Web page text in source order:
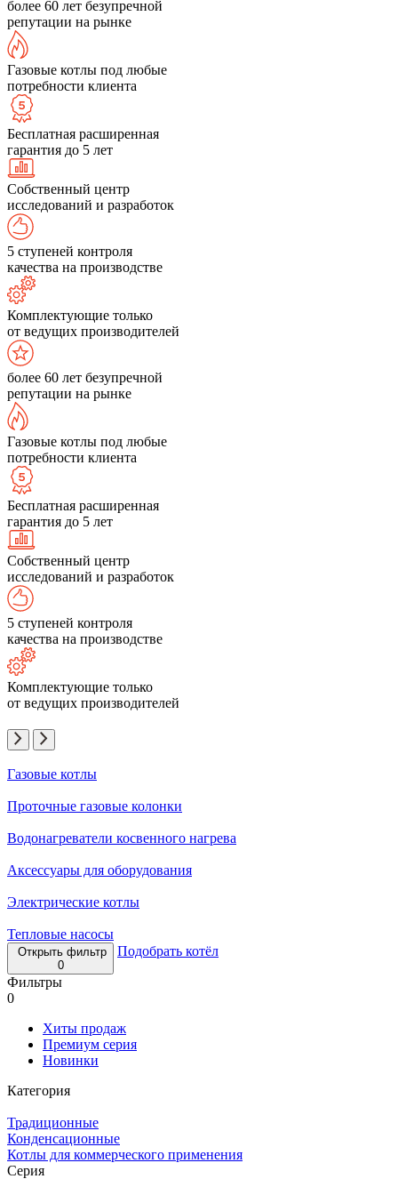
более 60 лет безупречной
репутации на рынке
Газовые котлы под любые
потребности клиента
Бесплатная расширенная
гарантия до 5 лет
Собственный центр
исследований и разработок
5 ступеней контроля
качества на производстве
Комплектующие только
от ведущих производителей
более 60 лет безупречной
репутации на рынке
Газовые котлы под любые
потребности клиента
Бесплатная расширенная
гарантия до 5 лет
Собственный центр
исследований и разработок
5 ступеней контроля
качества на производстве
Комплектующие только
от ведущих производителей
Газовые котлы
Проточные газовые колонки
Водонагреватели косвенного нагрева
Аксессуары для оборудования
Электрические котлы
Тепловые насосы
Открыть фильтр
0
Подобрать котёл
Фильтры
0
Хиты продаж
Премиум серия
Новинки
Категория
Традиционные
Конденсационные
Котлы для коммерческого применения
Серия